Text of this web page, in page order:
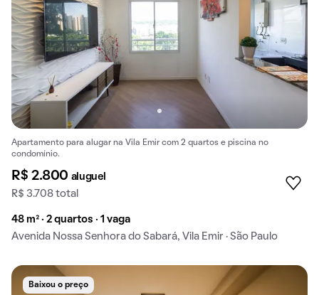
Apartamento para alugar na Vila Emir com 2 quartos e piscina no
condomínio.
R$ 2.800 aluguel
R$ 3.708 total
48 m² · 2 quartos · 1 vaga
Avenida Nossa Senhora do Sabará, Vila Emir · São Paulo
Baixou o preço